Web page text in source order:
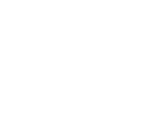
589/02